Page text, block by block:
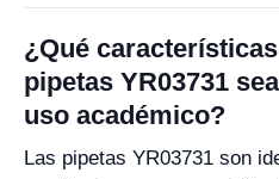
¿Qué
pipetas YR03731
uso académico?
Las pipetas YR03731 son